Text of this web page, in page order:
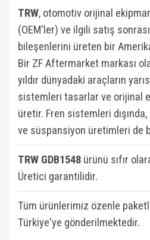
TRW, otomotiv orijinal
(OEM'ler) ve ilgili satış
bileşenlerini üreten bir
Bir ZF Aftermarket markası
yıldır dünyadaki araçların
sistemleri tasarlar ve orijinal
üretir. Fren sistemleri
ve süspansiyon üretimleri de
TRW GDB1548 ürünü sıfır
Üretici garantilidir.
Tüm ürünlerimiz özenle
Türkiye'ye gönderilmektedir.